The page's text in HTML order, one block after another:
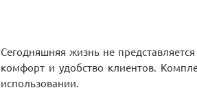
Сегодняшняя жизнь не
комфорт и удобство клиентов.
использовании.